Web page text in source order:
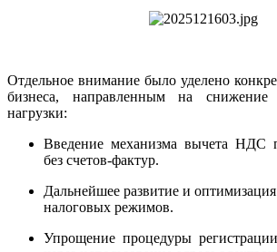
Отдельное внимание было уделено
бизнеса, направленным на снижение
нагрузки:
Введение механизма вычета НДС
без счетов-фактур.
Дальнейшее развитие и
налоговых режимов.
Упрощение процедуры